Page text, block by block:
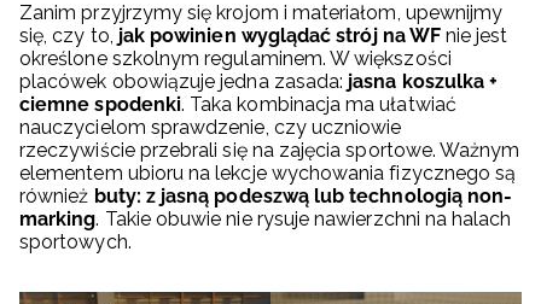
Zanim przyjrzymy się krojom i materiałom, upewnijmy
się, czy to, jak powinien wyglądać strój na WFnie jest
określone szkolnym regulaminem. W większości
placówek obowiązuje jedna zasada: jasna koszulka +
ciemne spodenki. Taka kombinacja ma ułatwiać
nauczycielom sprawdzenie, czy uczniowie
rzeczywiście przebrali się na zajęcia sportowe. Ważnym
elementem ubioru na lekcje wychowania fizycznego są
również buty: z jasną podeszwą lub technologią non-
marking. Takie obuwie nie rysuje nawierzchni na halach
sportowych.